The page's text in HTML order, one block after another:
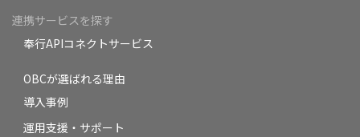
連携サービスを探す
奉行APIコネクトサービス
OBCが選ばれる理由
導入事例
運用支援・サポート